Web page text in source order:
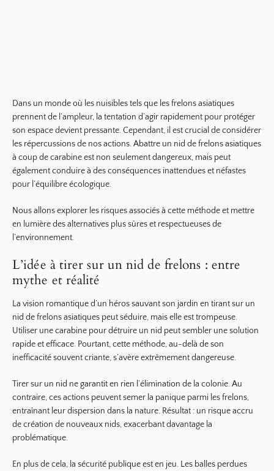
Dans un monde où les nuisibles tels que les frelons asiatiques
prennent de l’ampleur, la tentation d’agir rapidement pour protéger
son espace devient pressante. Cependant, il est crucial de considérer
les répercussions de nos actions. Abattre un nid de frelons asiatiques
à coup de carabine est non seulement dangereux, mais peut
également conduire à des conséquences inattendues et néfastes
pour l’équilibre écologique.
Nous allons explorer les risques associés à cette méthode et mettre
en lumière des alternatives plus sûres et respectueuses de
l’environnement.
L’idée à tirer sur un nid de frelons : entre
mythe et réalité
La vision romantique d’un héros sauvant son jardin en tirant sur un
nid de frelons asiatiques peut séduire, mais elle est trompeuse.
Utiliser une carabine pour détruire un nid peut sembler une solution
rapide et efficace. Pourtant, cette méthode, au-delà de son
inefficacité souvent criante, s’avère extrêmement dangereuse.
Tirer sur un nid ne garantit en rien l’élimination de la colonie. Au
contraire, ces actions peuvent semer la panique parmi les frelons,
entraînant leur dispersion dans la nature. Résultat : un risque accru
de création de nouveaux nids, exacerbant davantage la
problématique.
En plus de cela, la sécurité publique est en jeu. Les balles perdues